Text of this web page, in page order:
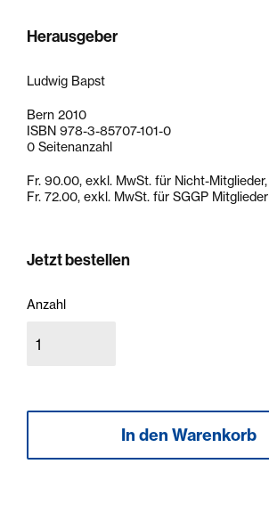
Herausgeber
Ludwig Bapst
Bern 2010
ISBN 978-3-85707-101-0
0 Seitenanzahl
Fr. 90.00, exkl. MwSt. für Nicht-Mitglieder,
Fr. 72.00, exkl. MwSt. für SGGP Mitglieder
Jetzt bestellen
Anzahl